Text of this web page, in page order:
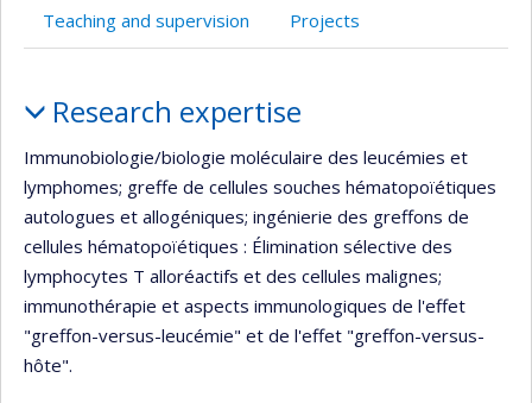
Teaching and supervision Projects
Research expertise
Immunobiologie/biologie moléculaire des leucémies et
lymphomes; greffe de cellules souches hématopoïétiques
autologues et allogéniques; ingénierie des greffons de
cellules hématopoïétiques : Élimination sélective des
lymphocytes T alloréactifs et des cellules malignes;
immunothérapie et aspects immunologiques de l'effet
"greffon-versus-leucémie" et de l'effet "greffon-versus-
hôte".